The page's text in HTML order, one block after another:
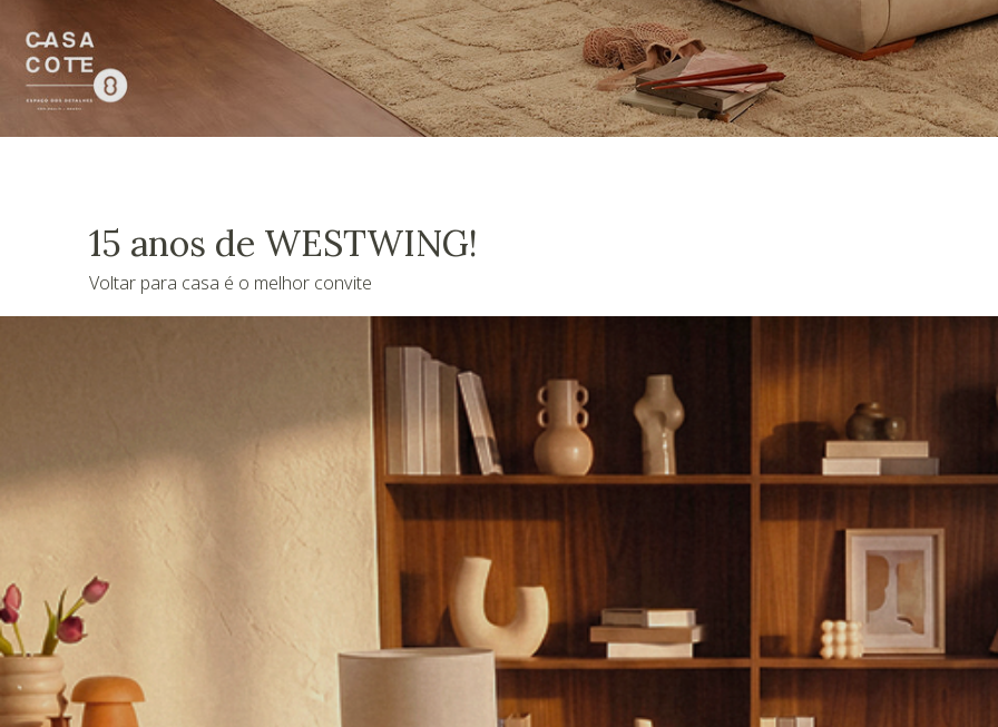
15 anos de WESTWING!
Voltar para casa é o melhor convite